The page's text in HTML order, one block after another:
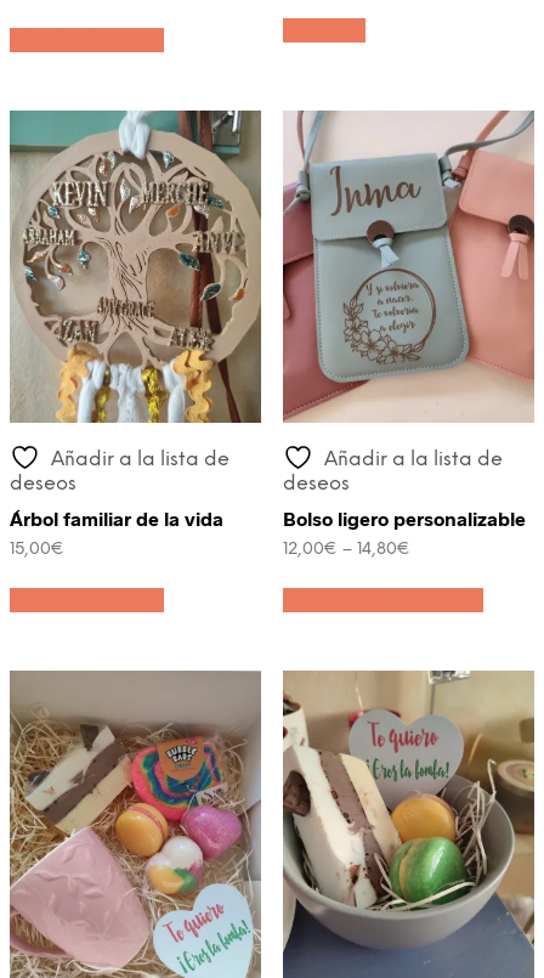
Añadir a la lista de
deseos
Árbol familiar de la vida
15,00€
Añadir a la lista de
deseos
Bolso ligero personalizable
12,00€ – 14,80€
se
elegir
en
la
página
de